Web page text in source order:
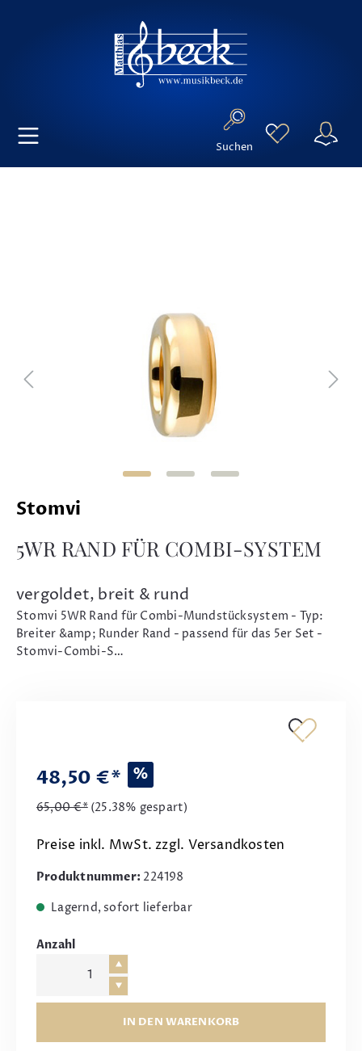
Suchen
Stomvi
5WR RAND FÜR COMBI-SYSTEM
vergoldet, breit & rund
Stomvi 5WR Rand für Combi-Mundstücksystem - Typ:
Breiter &amp; Runder Rand - passend für das 5er Set -
Stomvi-Combi-S…
48,50 €* %
65,00 €* (25.38% gespart)
Preise inkl. MwSt. zzgl. Versandkosten
Produktnummer: 224198
Lagernd, sofort lieferbar
Anzahl
IN DEN WARENKORB